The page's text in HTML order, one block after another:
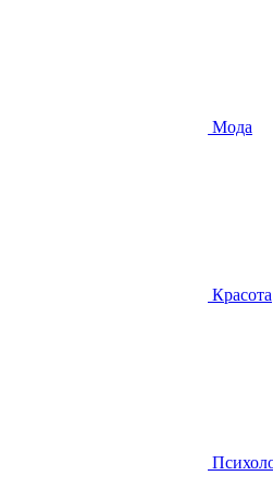
Мода
Красота